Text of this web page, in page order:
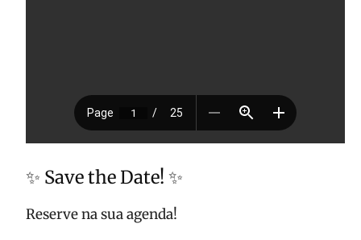
✨ Save the Date! ✨
Reserve na sua agenda!